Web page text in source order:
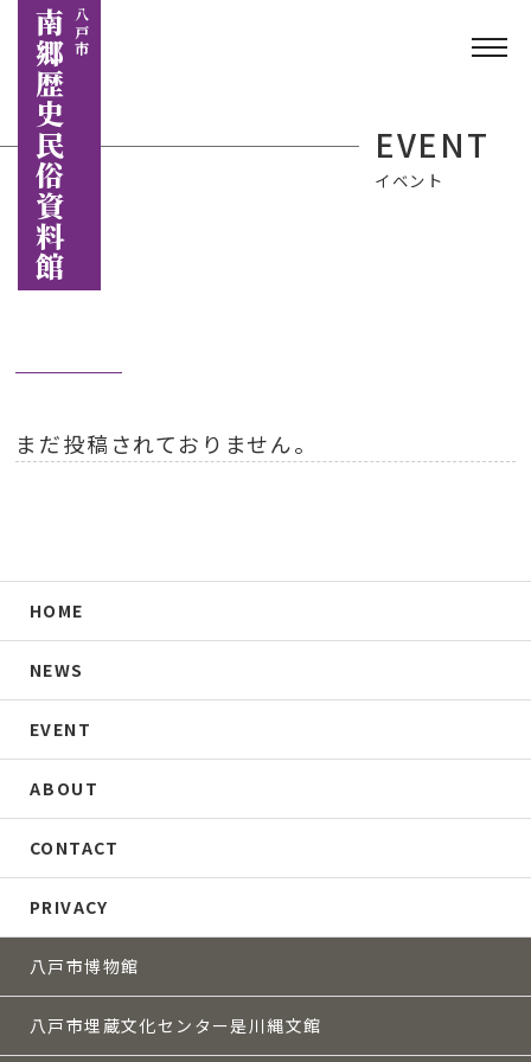
八戸市
南郷歴史民俗資料館 EVENT
イベント
まだ投稿されておりません。
HOME
NEWS
EVENT
ABOUT
CONTACT
PRIVACY
八戸市博物館
八戸市埋蔵文化センター是川縄文館